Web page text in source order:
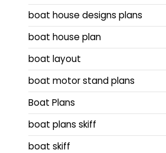
boat house designs plans
boat house plan
boat layout
boat motor stand plans
Boat Plans
boat plans skiff
boat skiff